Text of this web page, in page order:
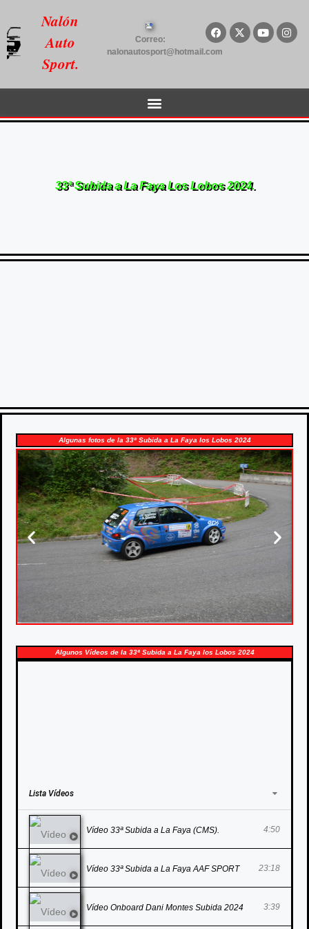
Nalón
Auto
Sport.
Correo:
nalonautosport@hotmail.com
33ª Subida a La Faya Los Lobos 2024.
Algunas fotos de la 33ª Subida a La Faya los Lobos 2024
Algunos Vídeos de la 33ª Subida a La Faya los Lobos 2024
Lista Vídeos
Vídeo 33ª Subida a La Faya (CMS). 4:50
Vídeo 33ª Subida a La Faya AAF SPORT 23:18
Vídeo Onboard Dani Montes Subida 2024 3:39